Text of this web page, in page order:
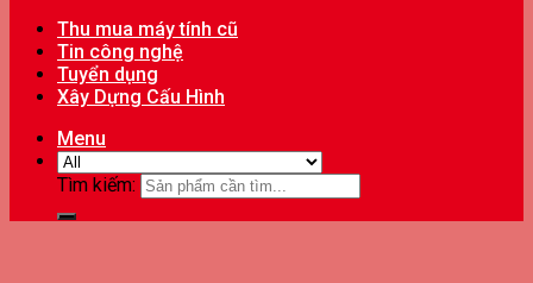
Thu mua máy tính cũ
Tin công nghệ
Tuyển dụng
Xây Dựng Cấu Hình
Menu
Tìm kiếm: